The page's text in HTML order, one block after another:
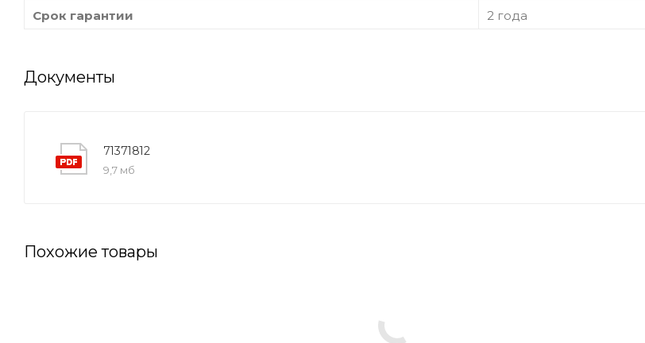
Срок гарантии
2 года
Документы
71371812
9,7 мб
Похожие товары